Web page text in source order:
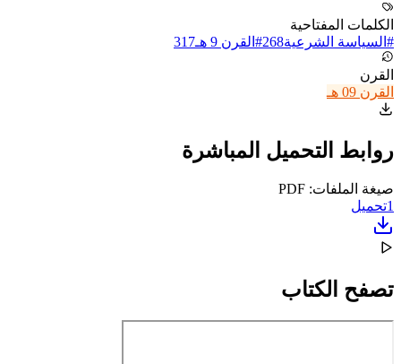
الكلمات المفتاحية
# السياسة الشرعية268
# القرن 9 هـ 317
القرن
القرن 09 هـ
روابط التحميل المباشرة
صيغة الملفات: PDF
1تحميل
تصفح الكتاب